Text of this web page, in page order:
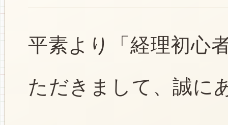
平素より「経理初心
ただきまして、誠に